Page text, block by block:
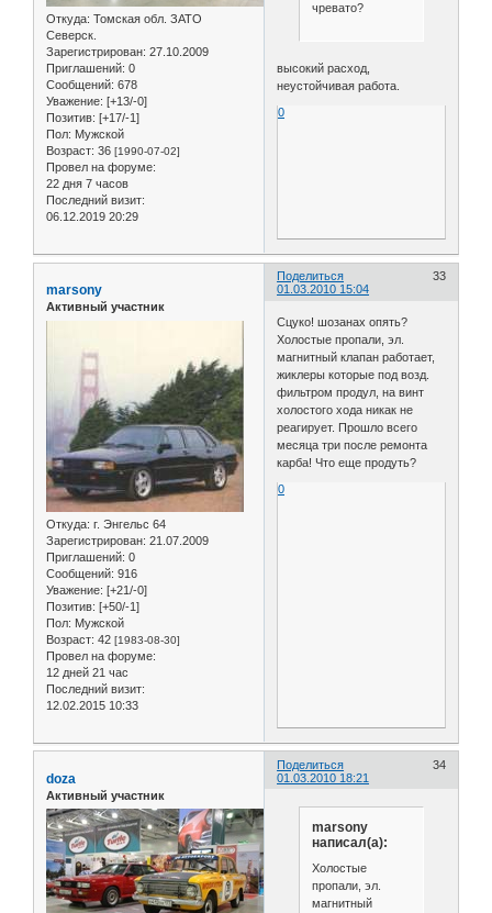
Откуда: Томская обл. ЗАТО
Северск.
Зарегистрирован: 27.10.2009
Приглашений: 0
Сообщений: 678
Уважение: [+13/-0]
Позитив: [+17/-1]
Пол: Мужской
Возраст: 36 [1990-07-02]
Провел на форуме:
22 дня 7 часов
Последний визит:
06.12.2019 20:29
чревато?
высокий расход,
неустойчивая работа.
0
Поделиться
33
01.03.2010 15:04
marsony
Активный участник
Откуда: г. Энгельс 64
Зарегистрирован: 21.07.2009
Приглашений: 0
Сообщений: 916
Уважение: [+21/-0]
Позитив: [+50/-1]
Пол: Мужской
Возраст: 42 [1983-08-30]
Провел на форуме:
12 дней 21 час
Последний визит:
12.02.2015 10:33
Сцуко! шозанах опять?
Холостые пропали, эл.
магнитный клапан работает,
жиклеры которые под возд.
фильтром продул, на винт
холостого хода никак не
реагирует. Прошло всего
месяца три после ремонта
карба! Что еще продуть?
0
Поделиться
34
01.03.2010 18:21
doza
Активный участник
marsony
написал(а):
Холостые
пропали, эл.
магнитный